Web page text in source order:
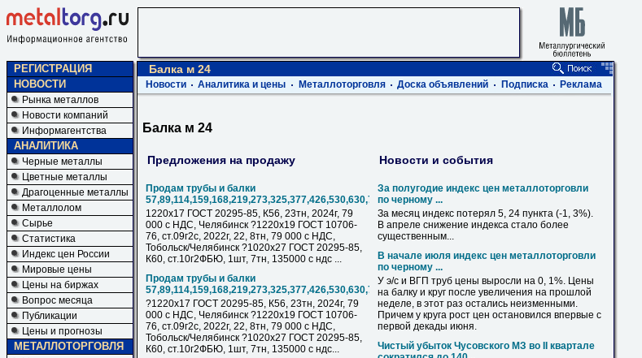
РЕГИСТРАЦИЯ
НОВОСТИ
Рынка металлов
Новости компаний
Информагентства
АНАЛИТИКА
Черные металлы
Цветные металлы
Драгоценные металлы
Металлолом
Сырье
Статистика
Индекс цен России
Мировые цены
Цены на биржах
Вопрос месяца
Публикации
Цены и прогнозы
МЕТАЛЛОТОРГОВЛЯ
Балка м 24
Новости Аналитика и цены Металлоторговля Доска объявлений Подписка Реклама
Балка м 24
Предложения на продажу
Продам трубы и балки
57,89,114,159,168,219,273,325,377,426,530,630,720,820,1020,1220,1420
1220х17 ГОСТ 20295-85, К56, 23тн, 2024г, 79
000 с НДC, Челябинск ?1220х19 ГОСТ 10706-
76, ст.09г2с, 2022г, 22, 8тн, 79 000 с НДC,
Тобольск/Челябинск ?1020х27 ГОСТ 20295-85,
К60, ст.10г2ФБЮ, 1шт, 7тн, 135000 с ндс ...
Продам трубы и балки
57,89,114,159,168,219,273,325,377,426,530,630,720,820,1020,1220,1420
?1220х17 ГОСТ 20295-85, К56, 23тн, 2024г, 79
000 с НДC, Челябинск ?1220х19 ГОСТ 10706-
76, ст.09г2с, 2022г, 22, 8тн, 79 000 с НДC,
Тобольск/Челябинск ?1020х27 ГОСТ 20295-85,
К60, ст.10г2ФБЮ, 1шт, 7тн, 135000 с ндс...
Новости и события
За полугодие индекс цен металлоторговли
по черному ...
За месяц индекс потерял 5, 24 пункта (-1, 3%).
В апреле снижение индекса стало более
существенным...
В начале июля индекс цен металлоторговли
по черному ...
У э/с и ВГП труб цены выросли на 0, 1%. Цены
на балку и круг после увеличения на прошлой
неделе, в этот раз остались неизменными.
Причем у круга рост цен остановился впервые с
первой декады июня.
Чистый убыток Чусовского МЗ во II квартале